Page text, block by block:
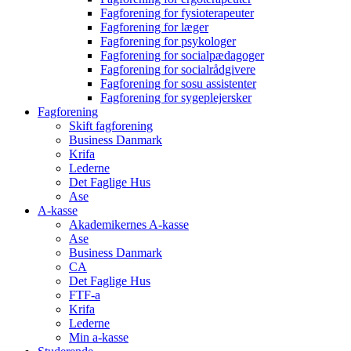
Fagforening for fysioterapeuter
Fagforening for læger
Fagforening for psykologer
Fagforening for socialpædagoger
Fagforening for socialrådgivere
Fagforening for sosu assistenter
Fagforening for sygeplejersker
Fagforening
Skift fagforening
Business Danmark
Krifa
Lederne
Det Faglige Hus
Ase
A-kasse
Akademikernes A-kasse
Ase
Business Danmark
CA
Det Faglige Hus
FTF-a
Krifa
Lederne
Min a-kasse